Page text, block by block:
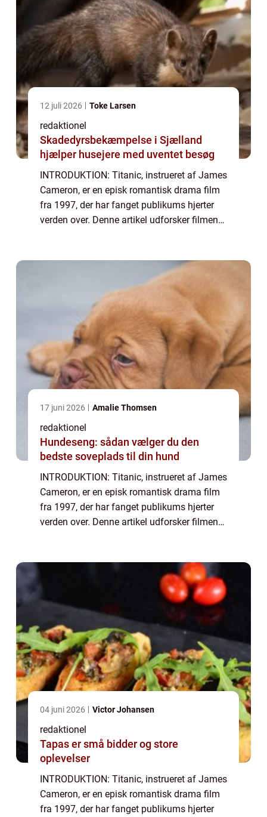
12 juli 2026 Toke Larsen
redaktionel
Skadedyrsbekæmpelse i Sjælland
hjælper husejere med uventet besøg
INTRODUKTION: Titanic, instrueret af James
Cameron, er en episk romantisk drama film
fra 1997, der har fanget publikums hjerter
verden over. Denne artikel udforsker filmen
17 juni 2026 Amalie Thomsen
redaktionel
Hundeseng: sådan vælger du den
bedste soveplads til din hund
INTRODUKTION: Titanic, instrueret af James
Cameron, er en episk romantisk drama film
fra 1997, der har fanget publikums hjerter
verden over. Denne artikel udforsker filmen
04 juni 2026 Victor Johansen
redaktionel
Tapas er små bidder og store
oplevelser
INTRODUKTION: Titanic, instrueret af James
Cameron, er en episk romantisk drama film
fra 1997, der har fanget publikums hjerter